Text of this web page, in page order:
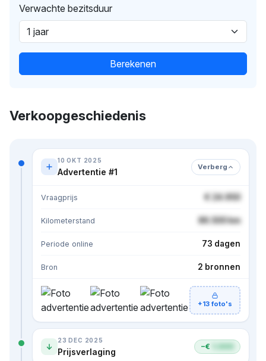
Verwachte bezitsduur
Berekenen
Verkoopgeschiedenis
10 OKT 2025
Advertentie #1 Verberg
Vraagprijs € 24.950
Kilometerstand 86.500 km
Periode online 73 dagen
Bron 2 bronnen
+13 foto's
23 DEC 2025
Prijsverlaging −€